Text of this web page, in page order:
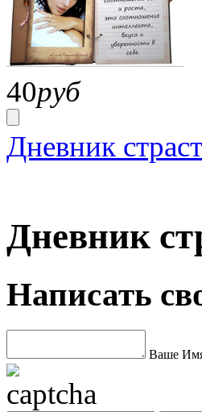
40руб
Дневник
Дневник
Написать
Ваше